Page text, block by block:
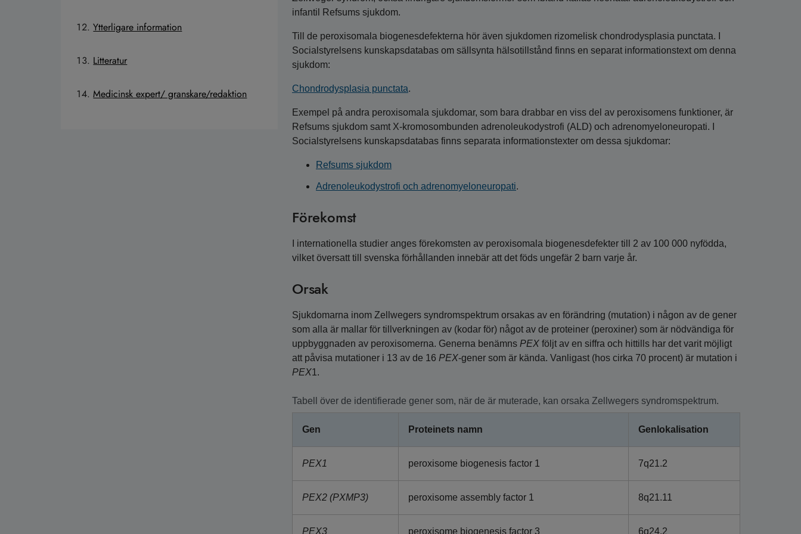
Ytterligare information
Litteratur
Medicinsk expert/ granskare/redaktion
infantil Refsums sjukdom.
Till de peroxisomala biogenesdefekterna hör även sjukdomen rizomelisk chondrodysplasia punctata. I
Socialstyrelsens kunskapsdatabas om sällsynta hälsotillstånd finns en separat informationstext om denna
sjukdom:
Chondrodysplasia punctata.
Exempel på andra peroxisomala sjukdomar, som bara drabbar en viss del av peroxisomens funktioner, är
Refsums sjukdom samt X-kromosombunden adrenoleukodystrofi (ALD) och adrenomyeloneuropati. I
Socialstyrelsens kunskapsdatabas finns separata informationstexter om dessa sjukdomar:
Refsums sjukdom
Adrenoleukodystrofi och adrenomyeloneuropati.
Förekomst
I internationella studier anges förekomsten av peroxisomala biogenesdefekter till 2 av 100 000 nyfödda,
vilket översatt till svenska förhållanden innebär att det föds ungefär 2 barn varje år.
Orsak
Sjukdomarna inom Zellwegers syndromspektrum orsakas av en förändring (mutation) i någon av de gener
som alla är mallar för tillverkningen av (kodar för) något av de proteiner (peroxiner) som är nödvändiga för
uppbyggnaden av peroxisomerna. Generna benämns PEXföljt av en siffra och hittills har det varit möjligt
att påvisa mutationer i 13 av de 16 PEX-gener som är kända. Vanligast (hos cirka 70 procent) är mutation i
PEX1.
Tabell över de identifierade gener som, när de är muterade, kan orsaka Zellwegers syndromspektrum.
Gen Proteinets namn Genlokalisation
PEX1 peroxisome biogenesis factor 1 7q21.2
PEX2 (PXMP3) peroxisome assembly factor 1 8q21.11
PEX3 peroxisome biogenesis factor 3 6q24.2